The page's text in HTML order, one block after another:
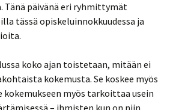
päivänä eri ryhmittymät
tässä opiskeluinnokkuudessa ja
koko ajan toistetaan, mitään ei
kokemusta. Se koskee myös
myös tarkoittaa usein
– ihmisten kun on niin